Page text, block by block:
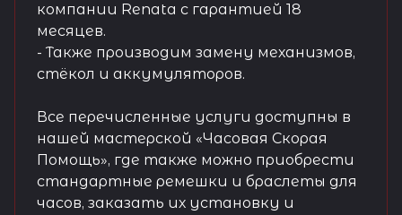
компании Renata с гарантией 18
месяцев.
- Также производим замену механизмов,
стёкол и аккумуляторов.
Все перечисленные услуги доступны в
нашей мастерской «Часовая Скорая
Помощь», где также можно приобрести
стандартные ремешки и браслеты для
часов, заказать их установку и